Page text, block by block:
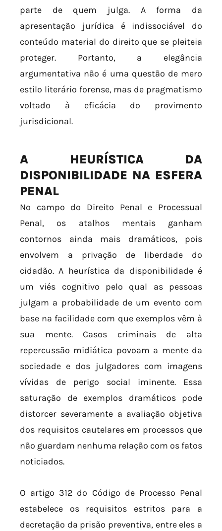
parte de quem julga. A forma da
apresentação jurídica é indissociável do
conteúdo material do direito que se pleiteia
proteger. Portanto, a elegância
argumentativa não é uma questão de mero
estilo literário forense, mas de pragmatismo
voltado à eficácia do provimento
jurisdicional.
A HEURÍSTICA DA
DISPONIBILIDADE NA ESFERA
PENAL
No campo do Direito Penal e Processual
Penal, os atalhos mentais ganham
contornos ainda mais dramáticos, pois
envolvem a privação de liberdade do
cidadão. A heurística da disponibilidade é
um viés cognitivo pelo qual as pessoas
julgam a probabilidade de um evento com
base na facilidade com que exemplos vêm à
sua mente. Casos criminais de alta
repercussão midiática povoam a mente da
sociedade e dos julgadores com imagens
vívidas de perigo social iminente. Essa
saturação de exemplos dramáticos pode
distorcer severamente a avaliação objetiva
dos requisitos cautelares em processos que
não guardam nenhuma relação com os fatos
noticiados.
O artigo 312 do Código de Processo Penal
estabelece os requisitos estritos para a
decretação da prisão preventiva, entre eles a